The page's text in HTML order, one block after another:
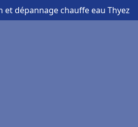
et dépannage chauffe eau Thyez